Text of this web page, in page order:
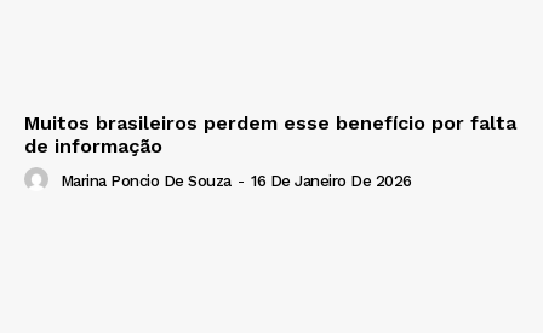
Muitos brasileiros perdem esse benefício por falta
de informação
Marina Poncio De Souza - 16 De Janeiro De 2026